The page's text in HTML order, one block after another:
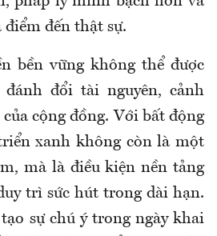
đến thật sự.
bền vững không thể được
đổi tài nguyên, cảnh
cộng đồng. Với bất động
xanh không còn là một
mà là điều kiện nền tảng
trì sức hút trong dài hạn.
sự chú ý trong ngày khai